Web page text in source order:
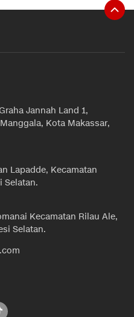
Jannah Land 1,
Kota Makassar,
Lapadde, Kecamatan
Selatan.
Kecamatan Rilau Ale,
Selatan.